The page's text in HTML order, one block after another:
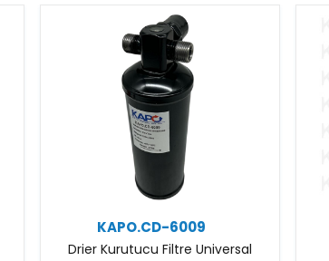
KAPO.CD-6009
Drier Kurutucu Filtre Universal